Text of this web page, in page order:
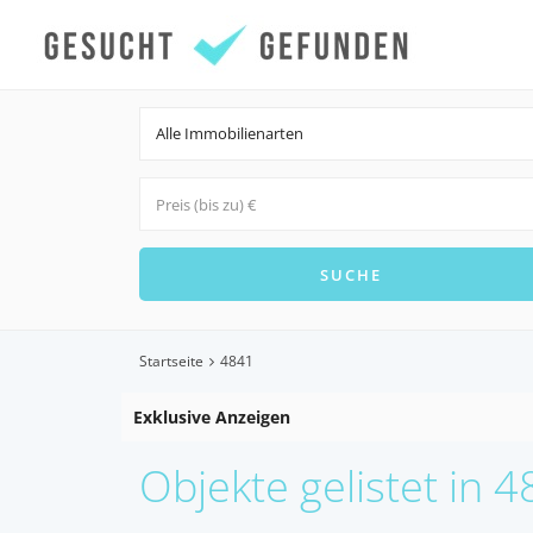
Alle Immobilienarten
Startseite 4841
Exklusive Anzeigen
Objekte gelistet in